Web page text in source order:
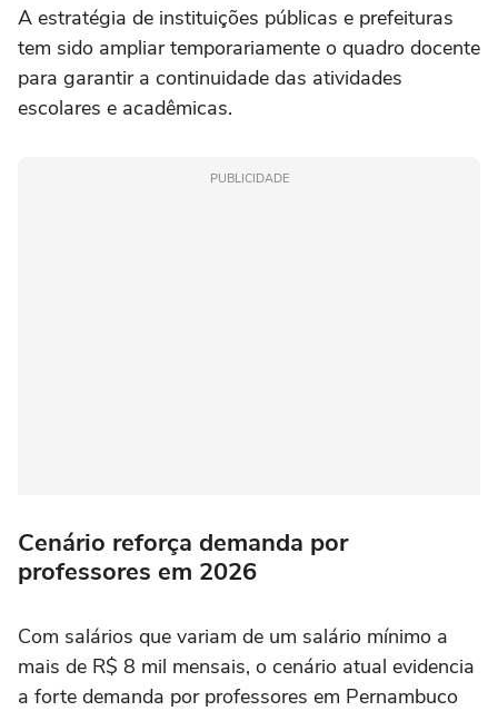
A estratégia de instituições públicas e prefeituras
tem sido ampliar temporariamente o quadro docente
para garantir a continuidade das atividades
escolares e acadêmicas.
PUBLICIDADE
Cenário reforça demanda por
professores em 2026
Com salários que variam de um salário mínimo a
mais de R$ 8 mil mensais, o cenário atual evidencia
a forte demanda por professores em Pernambuco